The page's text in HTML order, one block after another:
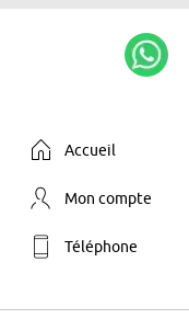
Accueil
Mon compte
Téléphone